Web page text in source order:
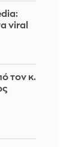
viral
τον κ.